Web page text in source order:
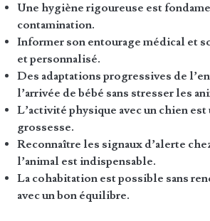
Une hygiène rigoureuse est
contamination.
Informer son entourage médical et
et personnalisé.
Des adaptations progressives de
l’arrivée de bébé sans stresser les
L’activité physique avec un chien
grossesse.
Reconnaître les signaux d’alerte
l’animal est indispensable.
La cohabitation est possible sans
avec un bon équilibre.